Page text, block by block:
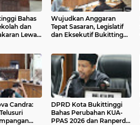
Bahas
dan
Lewat
Wujudkan Anggaran
Tepat Sasaran, Legislatif
dan Eksekutif Bukittinggi
Candra:
DPRD Kota Bukittinggi
Bahas Perubahan KUA-
PPAS 2026 dan Ranperda